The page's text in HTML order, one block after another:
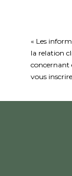
« Les
la relation
concernant
vous